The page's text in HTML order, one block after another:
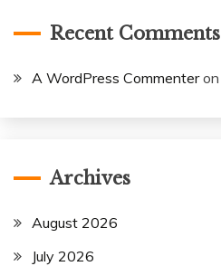
Recent Comments
A WordPress Commenteron
Archives
August 2026
July 2026